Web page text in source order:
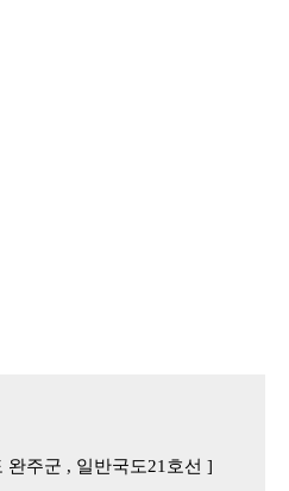
완주군 , 일반국도21호선 ]